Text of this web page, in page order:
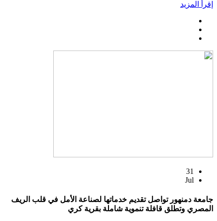
إقرأ المزيد
31
Jul
جامعة دمنهور تواصل تقديم خدماتها لصناعة الأمل في قلب الريف
المصري وتطلق قافلة تنموية شاملة بقرية كري